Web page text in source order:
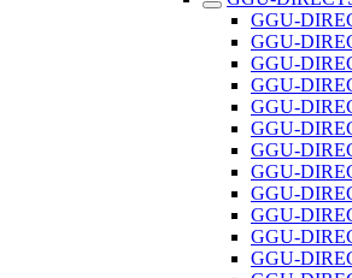
GGU-
GGU-
GGU-
GGU-
GGU-
GGU-
GGU-
GGU-
GGU-
GGU-
GGU-
GGU-